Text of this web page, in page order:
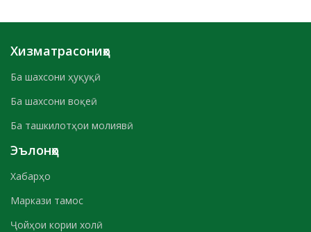
Хизматрасониҳо
Ба шахсони ҳуқуқӣ
Ба шахсони воқеӣ
Ба ташкилотҳои молиявӣ
Эълонҳо
Хабарҳо
Маркази тамос
Ҷойҳои кории холӣ